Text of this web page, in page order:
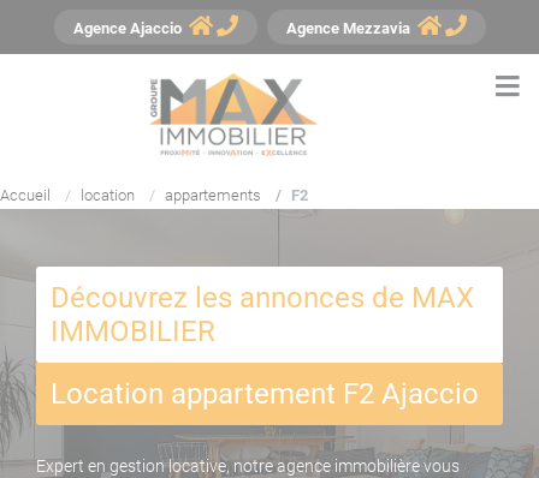
Agence Ajaccio Agence Mezzavia
Accueil location appartements F2
Découvrez les annonces de MAX
IMMOBILIER
Location appartement F2 Ajaccio
Expert en gestion locative, notre agence immobilière vous
Panneau de gestion des cookies